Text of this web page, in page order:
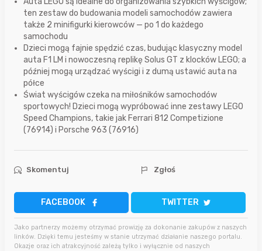
ten zestaw do budowania modeli samochodów zawiera
także 2 minifigurki kierowców — po 1 do każdego
samochodu
Dzieci mogą fajnie spędzić czas, budując klasyczny model
auta F1 LM i nowoczesną replikę Solus GT z klocków LEGO; a
później mogą urządzać wyścigi i z dumą ustawić auta na
półce
Świat wyścigów czeka na miłośników samochodów
sportowych! Dzieci mogą wypróbować inne zestawy LEGO
Speed Champions, takie jak Ferrari 812 Competizione
(76914) i Porsche 963 (76916)
Skomentuj Zgłoś
FACEBOOK TWITTER
Jako partnerzy możemy otrzymać prowizję za dokonanie zakupów z naszych
linków. Dzięki temu jesteśmy w stanie utrzymać działanie naszego portalu.
Okazje oraz ich atrakcyjność zależą tylko i wyłącznie od naszych